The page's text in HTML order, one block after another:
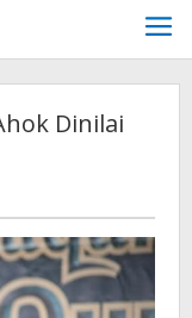
Dinilai